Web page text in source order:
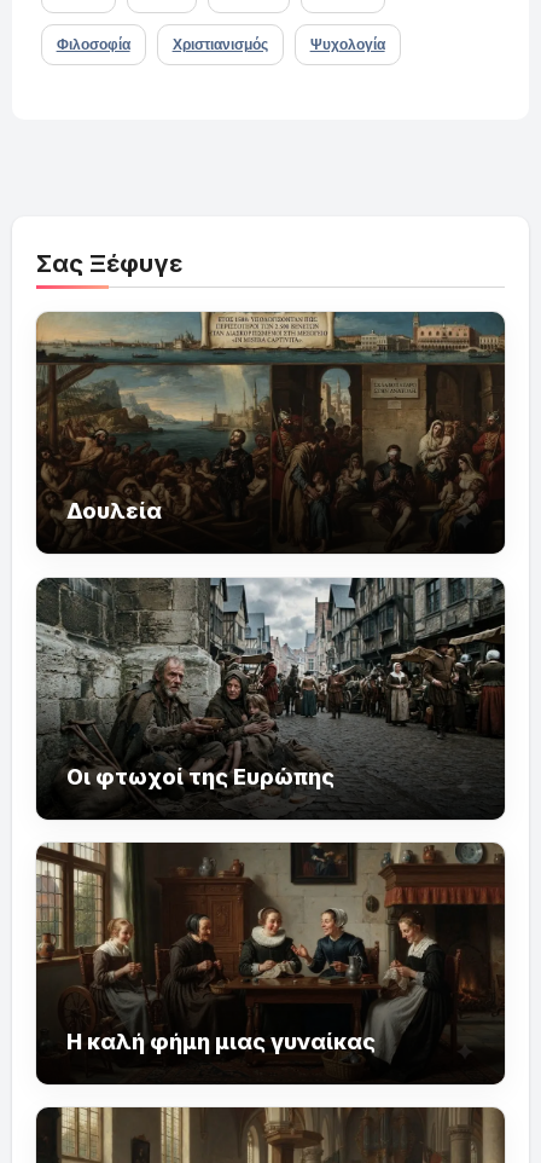
Φιλοσοφία Χριστιανισμός Ψυχολογία
Σας Ξέφυγε
Δουλεία
Οι φτωχοί της Ευρώπης
Η καλή φήμη μιας γυναίκας